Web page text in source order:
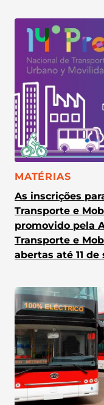
CATEGORIA:
MATÉRIAS
As inscrições
Transporte e
promovido pela
Transporte e
abertas até 11